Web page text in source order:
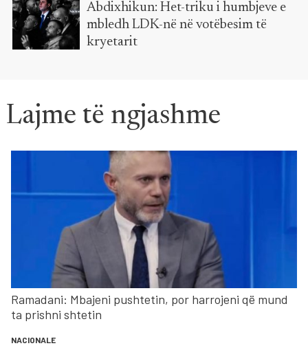
Abdixhikun: Het-triku i humbjeve e
mbledh LDK-në në votëbesim të
kryetarit
Lajme të ngjashme
Ramadani: Mbajeni pushtetin, por harrojeni që mund
ta prishni shtetin
NACIONALE